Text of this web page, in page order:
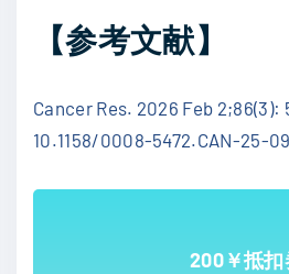
【参考文献】
Cancer Res. 2026 Feb 2;86(3):
10.1158/0008-5472.CAN-25-
200￥抵扣